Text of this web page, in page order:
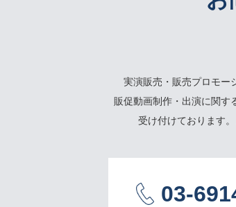
実演販売・販売プロモー
販促動画制作・出演に関す
受け付けております
03-